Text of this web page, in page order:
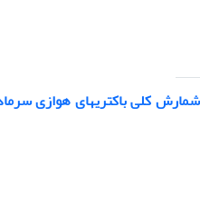
کلی باکتریهای هوازی